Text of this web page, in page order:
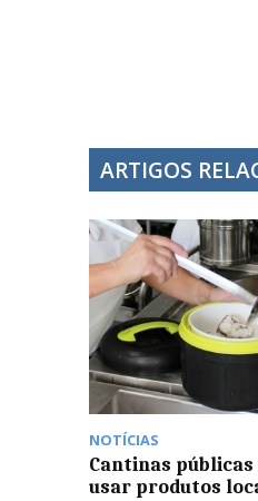
ARTIGOS
NOTÍCIAS
Cantinas
usar produtos